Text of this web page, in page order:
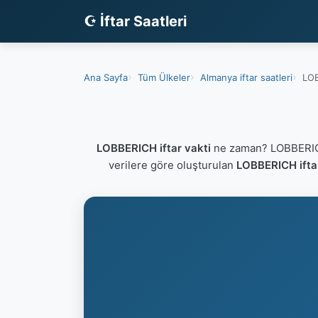
☪ İftar Saatleri
Ana Sayfa Tüm Ülkeler Almanya iftar saatleri
LOBBERICH iftar vakti ne zaman?
verilere göre oluşturulan LOBBERICH